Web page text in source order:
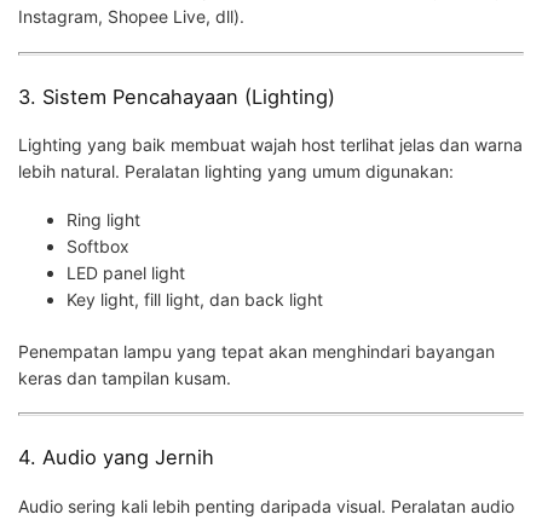
Instagram, Shopee Live, dll).
3. Sistem Pencahayaan (Lighting)
Lighting yang baik membuat wajah host terlihat jelas dan warna
lebih natural. Peralatan lighting yang umum digunakan:
Ring light
Softbox
LED panel light
Key light, fill light, dan back light
Penempatan lampu yang tepat akan menghindari bayangan
keras dan tampilan kusam.
4. Audio yang Jernih
Audio sering kali lebih penting daripada visual. Peralatan audio